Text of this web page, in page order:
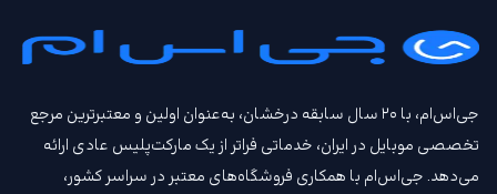
جی‌اس‌ام، با ۲۰ سال سابقه درخشان، به‌عنوان اولین و معتبرترین مرجع
تخصصی موبایل در ایران، خدماتی فراتر از یک مارکت‌پلیس عادی ارائه
می‌دهد. جی‌اس‌ام با همکاری فروشگاه‌های معتبر در سراسر کشور،